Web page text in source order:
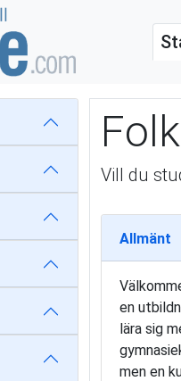
Vill du
Allmänt
en
lära sig
men en